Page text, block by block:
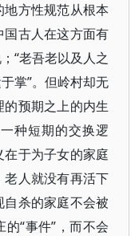
方性规范从根本
古人在这方面有
“老吾老以及人之
掌”。但岭村却无
预期之上的内生
种短期的交换逻
于为子女的家庭
人就没有再活下
杀的家庭不会被
“事件”，而不会